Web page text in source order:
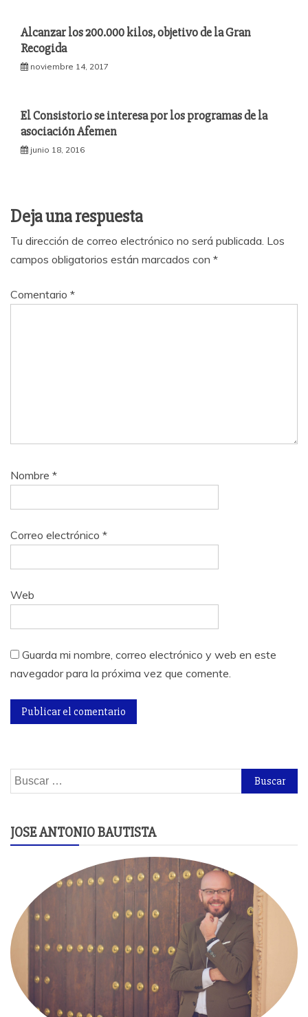
Alcanzar los 200.000 kilos, objetivo de la Gran
Recogida
noviembre 14, 2017
El Consistorio se interesa por los programas de la
asociación Afemen
junio 18, 2016
Deja una respuesta
Tu dirección de correo electrónico no será publicada. Los
campos obligatorios están marcados con *
Comentario *
Nombre *
Correo electrónico *
Web
Guarda mi nombre, correo electrónico y web en este
navegador para la próxima vez que comente.
Buscar:
JOSE ANTONIO BAUTISTA